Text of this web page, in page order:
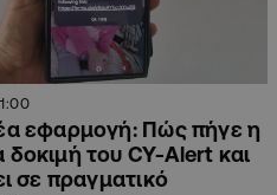
εφαρμογή: Πώς πήγε η
δοκιμή του CY-Alert και
σε πραγματικό